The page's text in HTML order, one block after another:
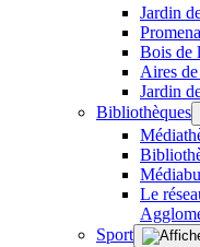
Jardin
Bois de
Aires
Jardin
Bibliothèques
Le
Sport